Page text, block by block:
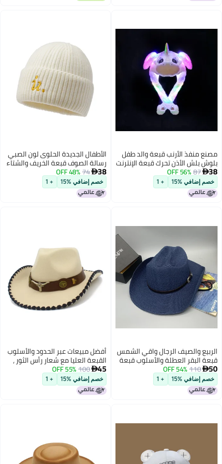
مصنع منفذ الأرنب قبعة والد طفل
بلوش بلش الأذن تحرك قبعة الإنترنت
المشاهير الكرتون أضواء تلمع قبعة
38
87
56% OFF
خصم إضافي %15 + 1
الأطفال الجديدة الحلوى لون الصبي
رسالة الصوف قبعة الخريف والشتاء
فتاة لطيفة الطفل الغربي الأسلوب
الدافئ السترة المنسوجة قبعة
38
74
48% OFF
خصم إضافي %15 + 1
الربيع والصيف الرجال واقي الشمس
قبعة البقر العطلة والأسلوب قبعة
القش الساخنة بيع قابلة للطي قبعة
القش للأطفال
50
110
54% OFF
خصم إضافي %15 + 1
أفضل مبيعات عبر الحدود والأسلوب
القبعة العليا مع شعار رأس الثور ،
قبعة البقر الغربية مع الحافة
المتداولة والتقليص القديم
45
100
55% OFF
خصم إضافي %15 + 1